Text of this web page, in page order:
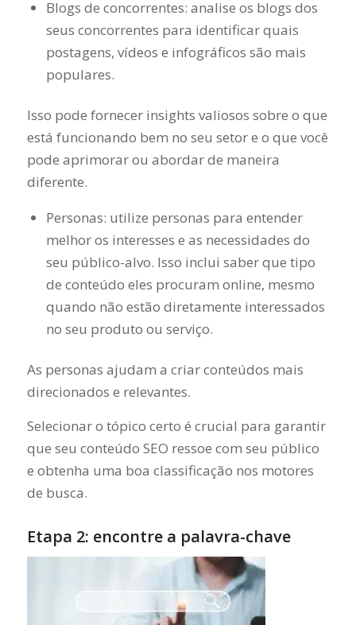
Blogs de concorrentes: analise os blogs dos
seus concorrentes para identificar quais
postagens, vídeos e infográficos são mais
populares.
Isso pode fornecer insights valiosos sobre o que
está funcionando bem no seu setor e o que você
pode aprimorar ou abordar de maneira
diferente.
Personas: utilize personas para entender
melhor os interesses e as necessidades do
seu público-alvo. Isso inclui saber que tipo
de conteúdo eles procuram online, mesmo
quando não estão diretamente interessados
no seu produto ou serviço.
As personas ajudam a criar conteúdos mais
direcionados e relevantes.
Selecionar o tópico certo é crucial para garantir
que seu conteúdo SEO ressoe com seu público
e obtenha uma boa classificação nos motores
de busca.
Etapa 2: encontre a palavra-chave